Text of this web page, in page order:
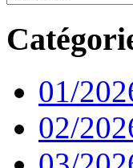
01/
02/